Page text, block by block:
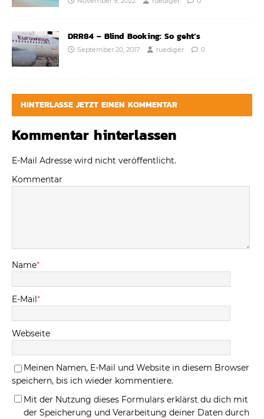
DRR84 – Blind Booking: So geht’s
September 20, 2017 ruediger 0
HINTERLASSE JETZT EINEN KOMMENTAR
Kommentar hinterlassen
E-Mail Adresse wird nicht veröffentlicht.
Kommentar
Name*
E-Mail*
Webseite
Meinen Namen, E-Mail und Website in diesem Browser
speichern, bis ich wieder kommentiere.
Mit der Nutzung dieses Formulars erklärst du dich mit
der Speicherung und Verarbeitung deiner Daten durch